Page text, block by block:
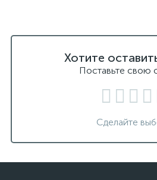
Хотите
Поставьте свою
Сделайте